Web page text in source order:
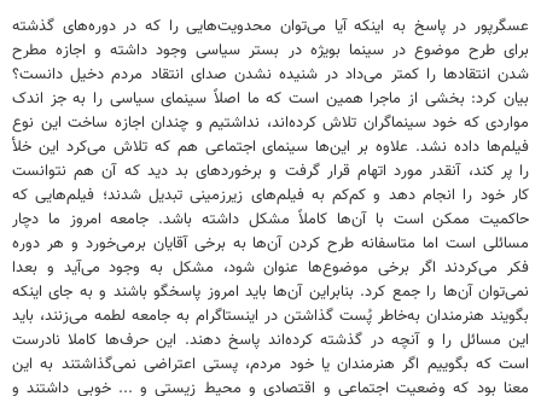
عسگرپور در پاسخ به اینکه آیا می‌توان محدویت‌هایی را که در دوره‌های گذشته
برای طرح موضوع در سینما بویژه در بستر سیاسی وجود داشته و اجازه مطرح
شدن انتقادها را کمتر می‌داد در شنیده نشدن صدای انتقاد مردم دخیل دانست؟
بیان کرد:‌ بخشی از ماجرا همین است که ما اصلاً سینمای سیاسی را به جز اندک
مواردی که خود سینماگران تلاش کرده‌اند، نداشتیم و چندان اجازه ساخت این نوع
فیلم‌ها داده نشد. علاوه بر این‌ها سینمای اجتماعی هم که تلاش می‌کرد این خلأ
را پر کند، آنقدر مورد اتهام قرار گرفت و برخوردهای بد دید که آن هم نتوانست
کار خود را انجام دهد و کم‌کم به فیلم‌های زیرزمینی تبدیل شدند؛ فیلم‌هایی که
حاکمیت ممکن است با آن‌ها کاملاً مشکل داشته باشد. جامعه امروز ما دچار
مسائلی است اما متاسفانه طرح کردن آن‌ها به برخی آقایان برمی‌خورد و هر دوره
فکر می‌کردند اگر برخی موضوع‌ها عنوان شود، مشکل به وجود می‌آید و بعدا
نمی‌توان آن‌ها را جمع کرد. بنابراین آن‌ها باید امروز پاسخگو باشند و به جای اینکه
بگویند هنرمندان به‌خاطر پُست گذاشتن در اینستاگرام به جامعه لطمه می‌زنند، باید
این مسائل را و آنچه در گذشته کرده‌اند پاسخ دهند. این حرف‌ها کاملا نادرست
است که بگوییم اگر هنرمندان یا خود مردم، پستی اعتراضی نمی‌گذاشتند به این
معنا بود که وضعیت اجتماعی و اقتصادی و محیط زیستی و ... خوبی داشتند و